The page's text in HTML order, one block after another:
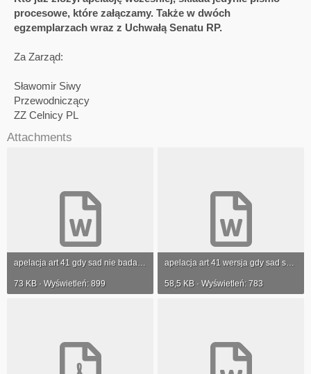
procesowe, które załączamy. Także w dwóch
egzemplarzach wraz z Uchwałą Senatu RP.
Za Zarząd:
Sławomir Siwy
Przewodniczący
ZZ Celnicy PL
Attachments
apelacja art 41 gdy sad nie badał zgodności z konstytucją wzór word(1).doc
73 KB · Wyświetleń: 899
apelacja art 41 wersja gdy sad sprawdził konstytucyjność.doc
58,5 KB · Wyświetleń: 783